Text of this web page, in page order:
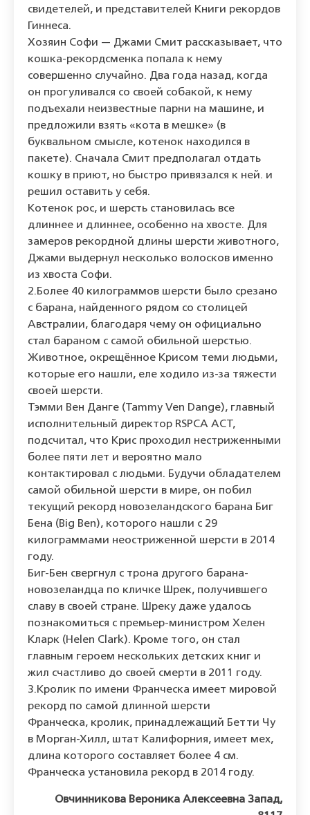
свидетелей, и представителей Книги рекордов
Гиннеса.
Хозяин Софи — Джами Смит рассказывает, что
кошка-рекордсменка попала к нему
совершенно случайно. Два года назад, когда
он прогуливался со своей собакой, к нему
подъехали неизвестные парни на машине, и
предложили взять «кота в мешке» (в
буквальном смысле, котенок находился в
пакете). Сначала Смит предполагал отдать
кошку в приют, но быстро привязался к ней. и
решил оставить у себя.
Котенок рос, и шерсть становилась все
длиннее и длиннее, особенно на хвосте. Для
замеров рекордной длины шерсти животного,
Джами выдернул несколько волосков именно
из хвоста Софи.
2.Более 40 килограммов шерсти было срезано
с барана, найденного рядом со столицей
Австралии, благодаря чему он официально
стал бараном с самой обильной шерстью.
Животное, окрещённое Крисом теми людьми,
которые его нашли, еле ходило из-за тяжести
своей шерсти.
Тэмми Вен Данге (Tammy Ven Dange), главный
исполнительный директор RSPCA ACT,
подсчитал, что Крис проходил нестриженными
более пяти лет и вероятно мало
контактировал с людьми. Будучи обладателем
самой обильной шерсти в мире, он побил
текущий рекорд новозеландского барана Биг
Бена (Big Ben), которого нашли с 29
килограммами неостриженной шерсти в 2014
году.
Биг-Бен свергнул с трона другого барана-
новозеландца по кличке Шрек, получившего
славу в своей стране. Шреку даже удалось
познакомиться с премьер-министром Хелен
Кларк (Helen Clark). Кроме того, он стал
главным героем нескольких детских книг и
жил счастливо до своей смерти в 2011 году.
3.Кролик по имени Франческа имеет мировой
рекорд по самой длинной шерсти
Франческа, кролик, принадлежащий Бетти Чу
в Морган-Хилл, штат Калифорния, имеет мех,
длина которого составляет более 4 см.
Франческа установила рекорд в 2014 году.
Овчинникова Вероника Алексеевна Запад,